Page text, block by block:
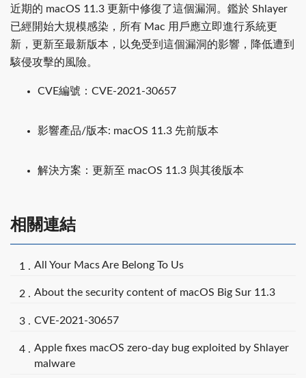
近期的 macOS 11.3 更新中修復了這個漏洞。鑑於 Shlayer
已經開始大規模感染，所有 Mac 用戶應立即進行系統更
新，更新至最新版本，以免受到這個漏洞的影響，降低遭到
駭侵攻擊的風險。
CVE編號：CVE-2021-30657
影響產品/版本: macOS 11.3 先前版本
解決方案：更新至 macOS 11.3 與其後版本
相關連結
All Your Macs Are Belong To Us
About the security content of macOS Big Sur 11.3
CVE-2021-30657
Apple fixes macOS zero-day bug exploited by Shlayer
malware